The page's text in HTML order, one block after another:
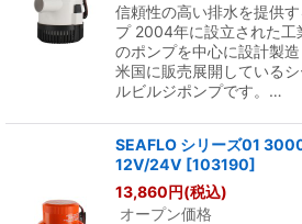
信頼性の高い排水を提供
プ 2004年に設立された工
のポンプを中心に設計製
米国に販売展開している
ルビルジポンプです。…
SEAFLO シリーズ01
12V/24V [103190]
13,860円(税込)
オープン価格